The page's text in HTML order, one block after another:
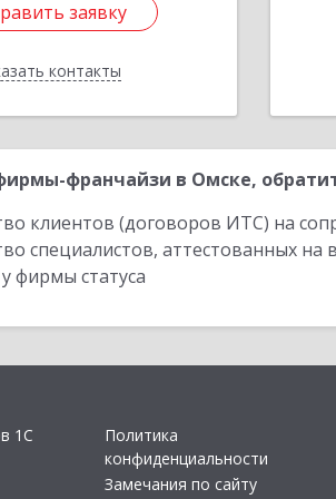
заявку
контакты
заявку
Назад
франчайзи в Омске,
клиентов (договоров ИТС) на
специалистов, аттестованных
фирмы статуса
1С
Политика
конфиденциальности
Замечания по сайту